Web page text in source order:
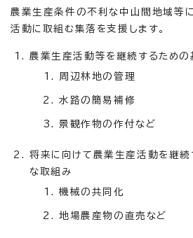
農業生産条件の不利な中山間地域等
活動に取組む集落を支援します。
農業生産活動等を継続するための
周辺林地の管理
水路の簡易補修
景観作物の作付など
将来に向けて農業生産活動を継続
な取組み
機械の共同化
地場農産物の直売など